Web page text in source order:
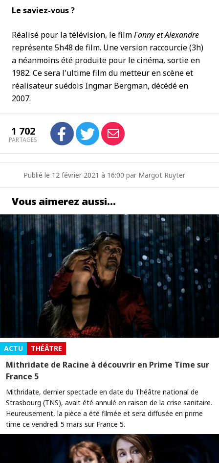
Le saviez-vous ?
Réalisé pour la télévision, le filmFanny et Alexandre
représente 5h48 de film. Une version raccourcie (3h)
a néanmoins été produite pour le cinéma, sortie en
1982. Ce sera l'ultime film du metteur en scène et
réalisateur suédois Ingmar Bergman, décédé en
2007.
1 702
PARTAGES
Publié le 12 février 2021 à 16:00 par Margot Ruyter
Vous aimerez aussi…
ACTU THÉÂTRE
Mithridate de Racine à découvrir en Prime Time sur
France 5
Mithridate, dernier spectacle en date du Théâtre national de
Strasbourg (TNS), avait été annulé en raison de la crise sanitaire.
Heureusement, la pièce a été filmée et sera diffusée en prime
time ce vendredi 5 mars sur France 5.